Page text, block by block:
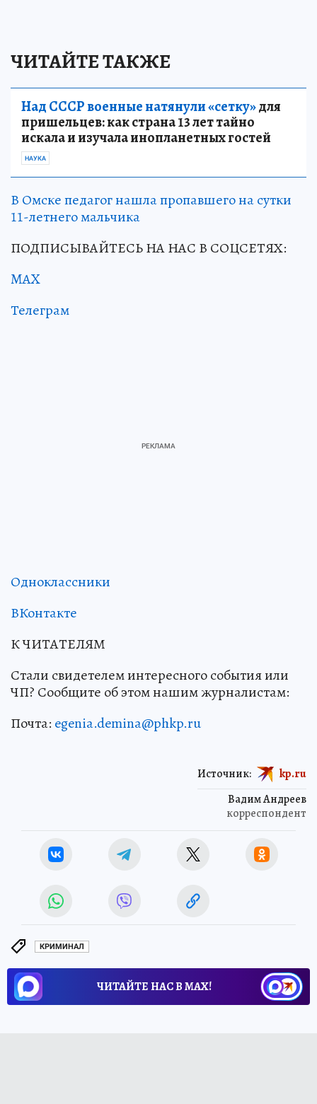
ЧИТАЙТЕ ТАКЖЕ
Над СССР военные натянули «сетку»для
пришельцев: как страна 13 лет тайно
искала и изучала инопланетных гостей
НАУКА
В Омске педагог нашла пропавшего на сутки
11-летнего мальчика
ПОДПИСЫВАЙТЕСЬ НА НАС В СОЦСЕТЯХ:
MAX
Телеграм
Одноклассники
ВКонтакте
К ЧИТАТЕЛЯМ
Стали свидетелем интересного события или
ЧП? Сообщите об этом нашим журналистам:
Почта: egenia.demina@phkp.ru
Вадим Андреев
корреспондент
Источник: kp.ru
КРИМИНАЛ
ЧИТАЙТЕ НАС В МАХ!